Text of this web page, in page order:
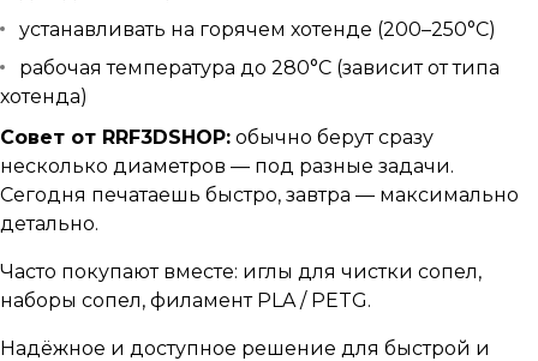
устанавливать на горячем хотенде (200–250°C)
рабочая температура до 280°C (зависит от типа
хотенда)
Совет от RRF3DSHOP: обычно берут сразу
несколько диаметров — под разные задачи.
Сегодня печатаешь быстро, завтра — максимально
детально.
Часто покупают вместе: иглы для чистки сопел,
наборы сопел, филамент PLA / PETG.
Надёжное и доступное решение для быстрой и